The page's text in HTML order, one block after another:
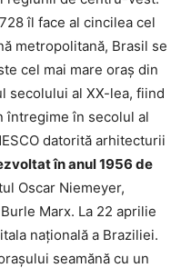
îl face al cincilea cel
metropolitană, Brasil se
cel mai mare oraș din
secolului al XX-lea, fiind
întregime în secolul al
datorită arhitecturii
în anul 1956 de
Oscar Niemeyer,
Marx. La 22 aprilie
națională a Braziliei.
seamănă cu un